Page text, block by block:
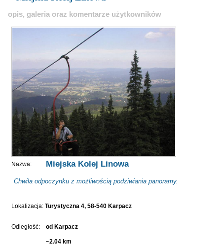
opis, galeria oraz komentarze użytkowników
Nazwa: Miejska Kolej Linowa
Chwila odpoczynku z możliwością podziwiania panoramy.
Lokalizacja: Turystyczna 4, 58-540 Karpacz
Odległość: od Karpacz
~2.04 km